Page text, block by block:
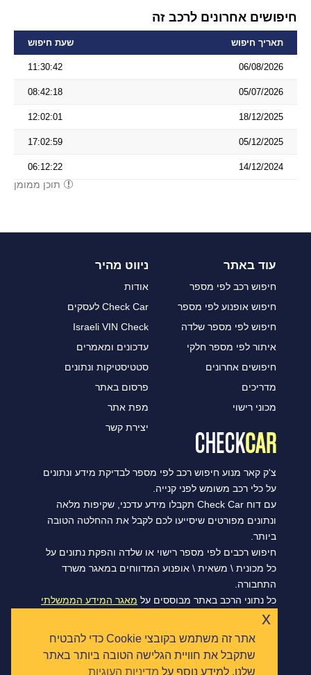
חיפושים אחרונים לרכב זה
תאריך חיפוש שעת חיפוש
06/08/2026
11:30:42
05/07/2026
08:42:18
18/12/2025
12:02:01
05/12/2025
17:02:59
14/12/2024
06:12:22
תוכן ממומן
עוד באתר
חיפוש רכב לפי מספר
חיפוש אופנוע לפי מספר
חיפוש לפי מספר שלדה
איתור לפי מספר חלקי
חיפושים אחרונים
מדריכים
מכוני רישוי
ניווט מהיר
אודות
Check Car לעסקים
Israeli VIN Check
עדכונים ומאמרים
סטטיסטיקות ונתונים
פרסום באתר
מפת אתר
יצירת קשר
צ'ק קאר מנוע חיפוש רכב לפי מספר לבדיקת מידע ונתונים
על כלי רכב משומש לפני קנייה.
עם דוח Check Car תקבלו מידע עדכני, שקיפות מלאה
ונתונים מפורטים שיסייעו לכם לקבל את ההחלטה הטובה
ביותר.
חיפוש רכבים לפי מספר רישוי או שלדה והפקת נתונים על
כל מכונית \ משאית \ אופנוע המדווחים במאגר משרד
התחבורה.
כל נתוני הרכב באתר מבוססים על מאגר המידע הממשלתי
הפתוח של משרד התחבורה, ומסתנכרנים מדי יום.
אתר זה משתמש בקובצי Cookie כדי להבטיח
שתקבל את חוויית הגלישה הטובה ביותר באתר
שלנו. למידע נוסף על מדיניות העוגיות
x